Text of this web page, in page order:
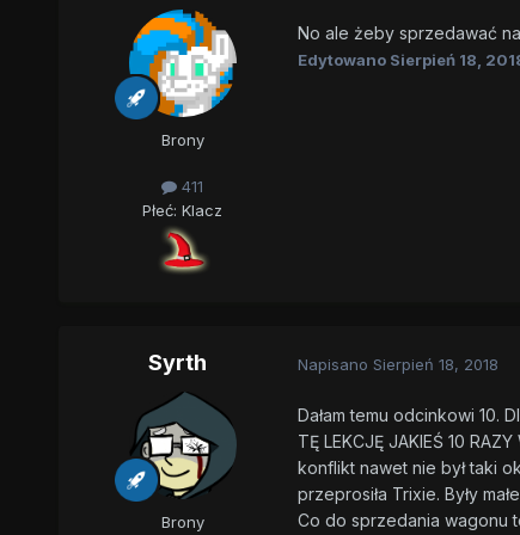
Brony
411
Płeć: Klacz
No ale żeby sprzedawać
Edytowano Sierpień 18,
Syrth
Brony
Napisano Sierpień 18, 2018
Dałam temu odcinkowi 10.
TĘ LEKCJĘ JAKIEŚ 10
konflikt nawet nie był taki
przeprosiła Trixie. Były
Co do sprzedania wagonu